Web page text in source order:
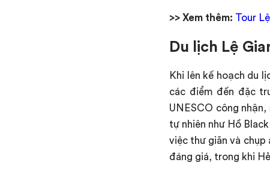
>> Xem thêm: Tour
Du lịch Lệ
Khi lên kế hoạch du
các điểm đến đặc
UNESCO công
tự nhiên như Hồ
việc thư giãn và
đáng giá, trong khi